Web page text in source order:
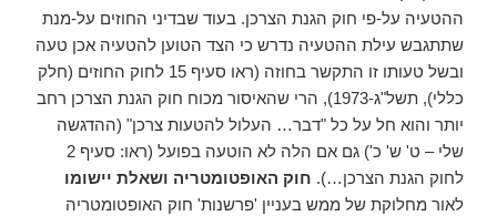
ההטעיה על-פי חוק הגנת הצרכן. בעוד שבדיני החוזים על-מנת
שתתגבש עילת ההטעיה נדרש כי הצד הטוען להטעיה אכן טעה
ובשל טעותו זו התקשר בחוזה (ראו סעיף 15 לחוק החוזים (חלק
כללי), תשל"ג-1973), הרי שהאיסור מכוח חוק הגנת הצרכן רחב
יותר והוא חל על כל "דבר… העלול להטעות צרכן" (ההדגשה
שלי – ט' ש' כ') גם אם הלה לא הוטעה בפועל (ראו: סעיף 2
לחוק הגנת הצרכן…). חוק האופטומטריה ושאלת יישומו
לאור מחלוקת של ממש בעניין 'פרשנות' חוק האופטומטריה